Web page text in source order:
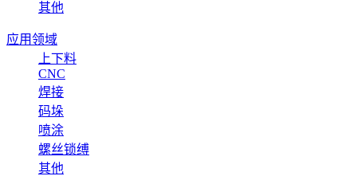
其他
应用领域
上下料
CNC
焊接
码垛
喷涂
螺丝锁缚
其他